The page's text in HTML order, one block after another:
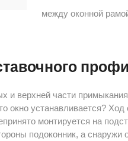
между оконной
и верхней части
окно устанавливается?
монтируется на
подоконник, а снаружи